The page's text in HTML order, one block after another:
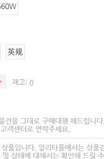
英规
재고: 0
건을 그대로 구매대행 해드립니다.
객센터로 연락주세요.
품입니다. 알리타플에서는 상품
상태에 대해서는 확인해 드릴